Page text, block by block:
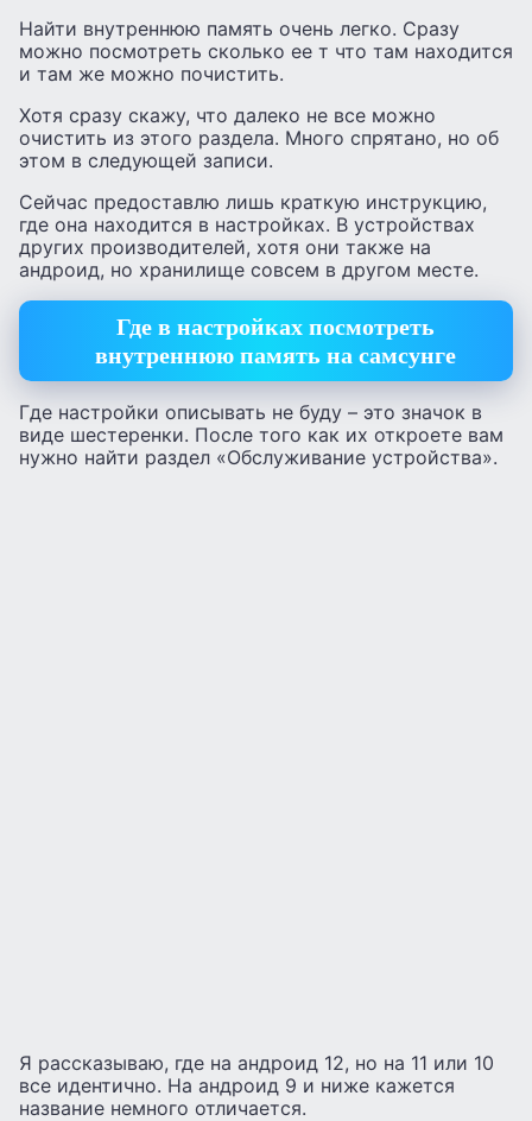
Найти внутреннюю память очень легко. Сразу
можно посмотреть сколько ее т что там находится
и там же можно почистить.
Хотя сразу скажу, что далеко не все можно
очистить из этого раздела. Много спрятано, но об
этом в следующей записи.
Сейчас предоставлю лишь краткую инструкцию,
где она находится в настройках. В устройствах
других производителей, хотя они также на
андроид, но хранилище совсем в другом месте.
Где в настройках посмотреть
внутреннюю память на самсунге
Где настройки описывать не буду – это значок в
виде шестеренки. После того как их откроете вам
нужно найти раздел «Обслуживание устройства».
Я рассказываю, где на андроид 12, но на 11 или 10
все идентично. На андроид 9 и ниже кажется
название немного отличается.